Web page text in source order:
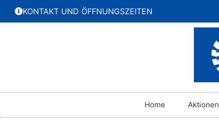
KONTAKT UND ÖFFNUNGSZEITEN
Home Aktionen